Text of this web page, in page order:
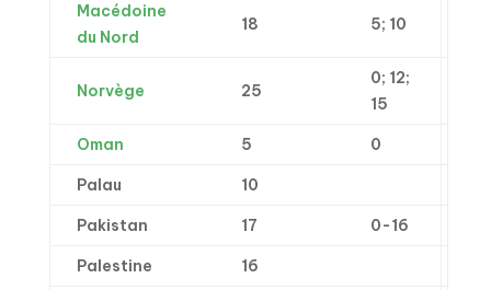
Macédoine
du Nord
18 5; 10
Norvège 25
0; 12;
15
Oman 5 0
Palau 10
Pakistan 17 0-16
Palestine 16